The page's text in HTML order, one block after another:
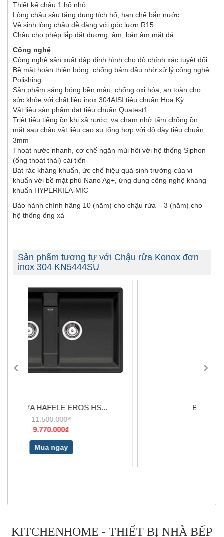
Thiết kế chậu 1 hố nhỏ
Lòng chậu sâu tăng dung tích hố, hạn chế bắn nước
Vệ sinh lòng chậu dễ dàng với góc lượn R15
Chậu cho phép lắp đặt dương, âm, bán âm mặt đá.
Công nghệ
Công nghệ sản xuất dập định hình cho độ chính xác tuyệt đối
Bề mặt hoàn thiện bóng, chống bám dầu nhờ xử lý công nghệ
Polishing
Sản phẩm sáng bóng bền màu, chống oxi hóa, an toàn cho
sức khỏe với chất liệu inox 304AISI tiêu chuẩn Hoa Kỳ
Vật liệu sản phẩm đạt tiêu chuẩn Quatest1
Triệt tiêu tiếng ồn khi xả nước, va chạm nhờ tấm chống ồn
mặt sau chậu vật liệu cao su tổng hợp với độ dày tiêu chuẩn
3mm
Thoát nước nhanh, cơ chế ngăn mùi hôi với hệ thống Siphon
(ống thoát thải) cải tiến
Bát rác kháng khuẩn, ức chế hiệu quả sinh trưởng của vi
khuẩn với bề mặt phủ Nano Ag+, ứng dụng công nghệ kháng
khuẩn HYPERKILA-MIC
Bảo hành chính hãng 10 (năm) cho chậu rửa – 3 (năm) cho
hệ thống ống xả
Sản phẩm tương tự với Chậu rửa Konox đơn
inox 304 KN5444SU
BLANCOZIA 8S
KITCHENHOME - THIẾT BỊ NHÀ BẾP